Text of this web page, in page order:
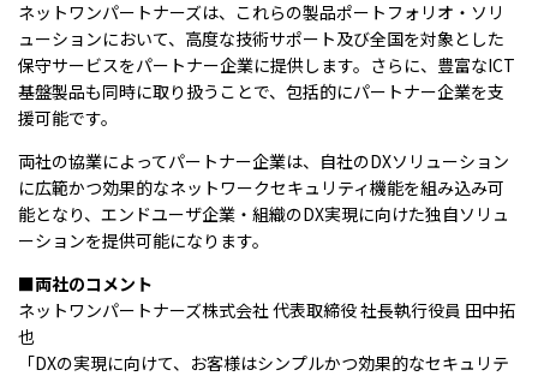
ネットワンパートナーズは、これらの製品ポートフォリオ・ソリ
ューションにおいて、高度な技術サポート及び全国を対象とした
保守サービスをパートナー企業に提供します。さらに、豊富なICT
基盤製品も同時に取り扱うことで、包括的にパートナー企業を支
援可能です。
両社の協業によってパートナー企業は、自社のDXソリューション
に広範かつ効果的なネットワークセキュリティ機能を組み込み可
能となり、エンドユーザ企業・組織のDX実現に向けた独自ソリュ
ーションを提供可能になります。
■両社のコメント
ネットワンパートナーズ株式会社 代表取締役 社長執行役員 田中拓
也
「DXの実現に向けて、お客様はシンプルかつ効果的なセキュリテ